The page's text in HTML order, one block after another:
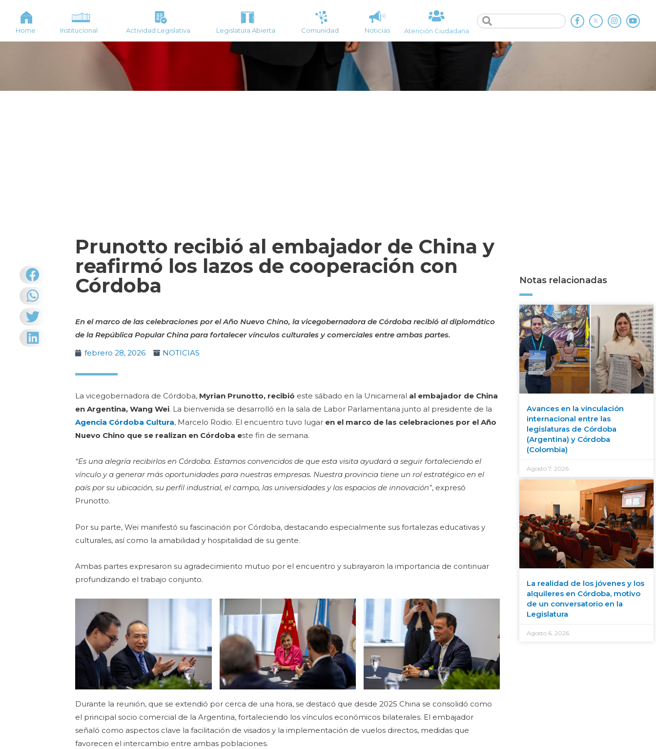
Home Institucional Actividad Legislativa Legislatura Abierta Comunidad Noticias Atención Ciudadana
Prunotto recibió al embajador de China y
reafirmó los lazos de cooperación con
Córdoba
En el marco de las celebraciones por el Año Nuevo Chino, la vicegobernadora de Córdoba recibió al diplomático
de la República Popular China para fortalecer vínculos culturales y comerciales entre ambas partes.
febrero 28, 2026
NOTICIAS
La vicegobernadora de Córdoba, Myrian Prunotto, recibió este sábado en la Unicameral al embajador de China
en Argentina, Wang Wei. La bienvenida se desarrolló en la sala de Labor Parlamentaria junto al presidente de la
Agencia Córdoba Cultura, Marcelo Rodio. El encuentro tuvo lugar en el marco de las celebraciones por el Año
Nuevo Chino que se realizan en Córdoba este fin de semana.
“Es una alegría recibirlos en Córdoba. Estamos convencidos de que esta visita ayudará a seguir fortaleciendo el
vínculo y a generar más oportunidades para nuestras empresas. Nuestra provincia tiene un rol estratégico en el
país por su ubicación, su perfil industrial, el campo, las universidades y los espacios de innovación”, expresó
Prunotto.
Por su parte, Wei manifestó su fascinación por Córdoba, destacando especialmente sus fortalezas educativas y
culturales, así como la amabilidad y hospitalidad de su gente.
Ambas partes expresaron su agradecimiento mutuo por el encuentro y subrayaron la importancia de continuar
profundizando el trabajo conjunto.
Durante la reunión, que se extendió por cerca de una hora, se destacó que desde 2025 China se consolidó como
el principal socio comercial de la Argentina, fortaleciendo los vínculos económicos bilaterales. El embajador
señaló como aspectos clave la facilitación de visados y la implementación de vuelos directos, medidas que
favorecen el intercambio entre ambas poblaciones.
Notas relacionadas
Avances en la vinculación
internacional entre las
legislaturas de Córdoba
(Argentina) y Córdoba
(Colombia)
Agosto 7, 2026
La realidad de los jóvenes y los
alquileres en Córdoba, motivo
de un conversatorio en la
Legislatura
Agosto 6, 2026